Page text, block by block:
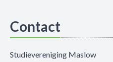
Contact
Studievereniging Maslow